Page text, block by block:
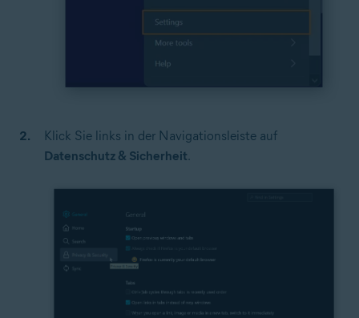
Klick Sie links in der Navigationsleiste auf
Datenschutz & Sicherheit.